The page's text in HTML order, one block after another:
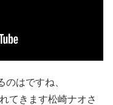
のはですね、
てきます松崎ナオさ